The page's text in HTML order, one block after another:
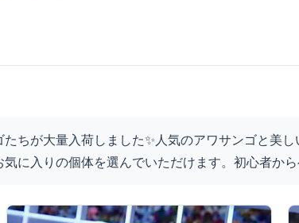
ちが大量入荷しました✨人気のアワサンゴと美
に入りの個体を選んでいただけます。初心者か